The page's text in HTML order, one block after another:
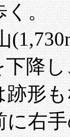
く。
降
形
右